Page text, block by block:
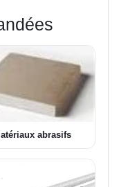
abrasifs